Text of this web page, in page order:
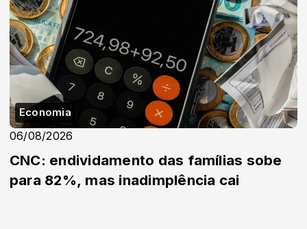
Economia
06/08/2026
CNC: endividamento das famílias sobe
para 82%, mas inadimplência cai